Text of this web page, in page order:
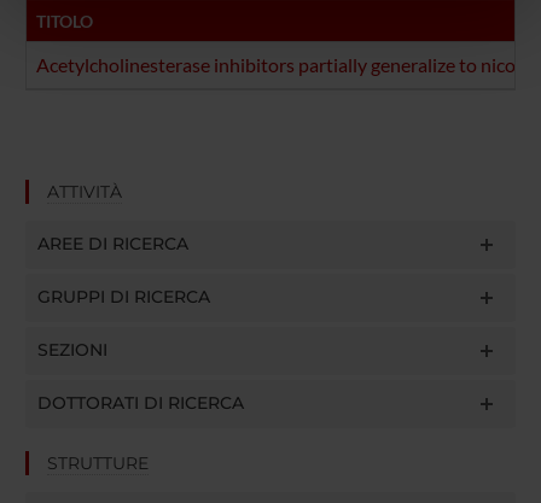
pubblicità e social media, i quali potrebbero combinarle
con altre informazioni che hai fornito loro o che hanno
TITOLO
Acetylcholinesterase inhibitors partially generalize to
ATTIVITÀ
AREE DI RICERCA
GRUPPI DI RICERCA
SEZIONI
DOTTORATI DI RICERCA
STRUTTURE